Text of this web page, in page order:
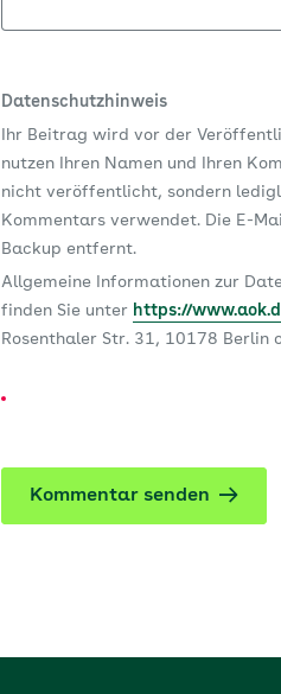
Datenschutzhinweis
Ihr Beitrag wird vor der
nutzen Ihren Namen und Ihren
nicht veröffentlicht, sondern
Kommentars verwendet. Die E-
Backup entfernt.
Allgemeine Informationen zur
finden Sie unter https://
Rosenthaler Str. 31, 10178
Kommentar senden